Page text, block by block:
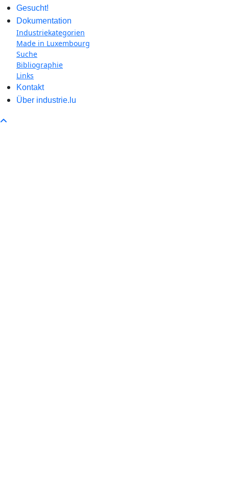
Gesucht!
Dokumentation
Industriekategorien
Made in Luxembourg
Suche
Bibliographie
Links
Kontakt
Über industrie.lu